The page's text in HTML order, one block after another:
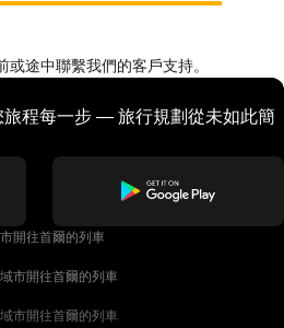
或途中聯繫我們的客戶支持。
程每一步 — 旅行規劃從未如此簡
開往首爾的列車
市開往首爾的列車
市開往首爾的列車